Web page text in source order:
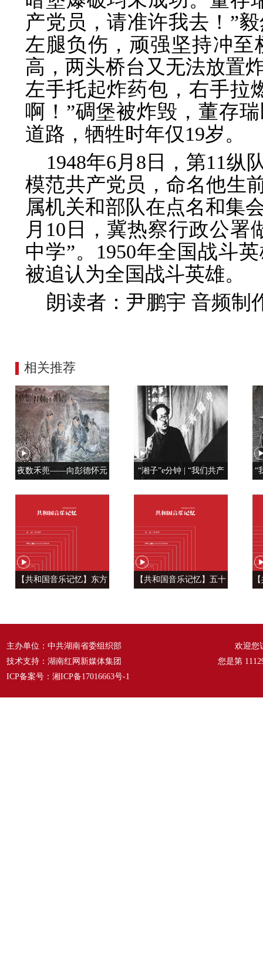
产党员，请准许我去！”
左腿负伤，顽强坚持冲
高，两头桥台又无法放置
左手托起炸药包，右手拉
啊！”碉堡被炸毁，董存
道路，牺牲时年仅19岁。
1948年6月8日，第11纵
模范共产党员，命名他生
属机关和部队在点名和集
月10日，冀热察行政公署
中学”。1950年全国战斗
被追认为全国战斗英雄。
朗读者：尹鹏宇 音频制
相关推荐
夜数禾蔸——向彭德怀元
“湘子”e分钟 | “我们共产
“
【共和国音乐记忆】东方
【共和国音乐记忆】五十
主办单位：中共湖南省委组织部
技术支持：湖南红网新媒体集团
ICP备案号： 湘ICP备17016663号-1
欢迎您
您是第